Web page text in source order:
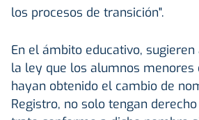
los procesos de transición".
En el ámbito educativo,
la ley que los alumnos menores
hayan obtenido el cambio de
Registro, no solo tengan